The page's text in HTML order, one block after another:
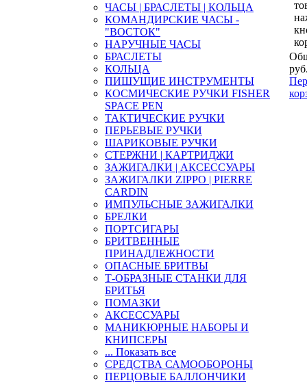
ЧАСЫ | БРАСЛЕТЫ | КОЛЬЦА
КОМАНДИРСКИЕ ЧАСЫ -
"ВОСТОК"
НАРУЧНЫЕ ЧАСЫ
БРАСЛЕТЫ
КОЛЬЦА
ПИШУЩИЕ ИНСТРУМЕНТЫ
КОСМИЧЕСКИЕ РУЧКИ FISHER
SPACE PEN
ТАКТИЧЕСКИЕ РУЧКИ
ПЕРЬЕВЫЕ РУЧКИ
ШАРИКОВЫЕ РУЧКИ
СТЕРЖНИ | КАРТРИДЖИ
ЗАЖИГАЛКИ | АКСЕССУАРЫ
ЗАЖИГАЛКИ ZIPPO | PIERRE
CARDIN
ИМПУЛЬСНЫЕ ЗАЖИГАЛКИ
БРЕЛКИ
ПОРТСИГАРЫ
БРИТВЕННЫЕ
ПРИНАДЛЕЖНОСТИ
ОПАСНЫЕ БРИТВЫ
Т-ОБРАЗНЫЕ СТАНКИ ДЛЯ
БРИТЬЯ
ПОМАЗКИ
АКСЕССУАРЫ
МАНИКЮРНЫЕ НАБОРЫ И
КНИПСЕРЫ
... Показать все
СРЕДСТВА САМООБОРОНЫ
ПЕРЦОВЫЕ БАЛЛОНЧИКИ